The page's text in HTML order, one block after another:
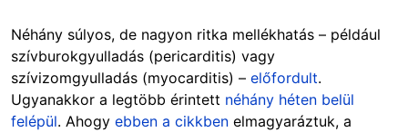
Néhány súlyos, de nagyon ritka mellékhatás – például
szívburokgyulladás (pericarditis) vagy
szívizomgyulladás (myocarditis) – előfordult.
Ugyanakkor a legtöbb érintett néhány héten belül
felépül. Ahogy ebben a cikkben elmagyaráztuk, a